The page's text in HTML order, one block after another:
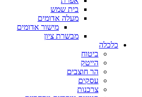
בית שמש
מעלה אדומים
מישור אדומים
מבשרת ציון
כלכלה
ביטוח
הייטק
הר חוצבים
עסקים
צרכנות